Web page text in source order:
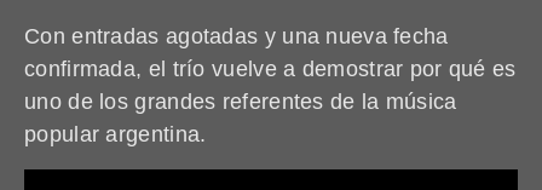
Con entradas agotadas y una nueva fecha
confirmada, el trío vuelve a demostrar por qué es
uno de los grandes referentes de la música
popular argentina.